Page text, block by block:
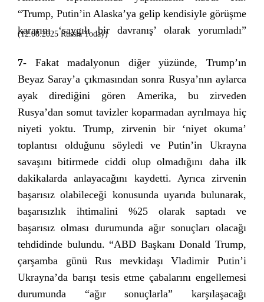
“Trump, Putin’in Alaska’ya gelip kendisiyle görüşme
kararını ‘saygılı bir davranış’ olarak yorumladı”
(12.08.2025 Russia Today)
7- Fakat madalyonun diğer yüzünde, Trump’ın
Beyaz Saray’a çıkmasından sonra Rusya’nın aylarca
ayak dirediğini gören Amerika, bu zirveden
Rusya’dan somut tavizler koparmadan ayrılmaya hiç
niyeti yoktu. Trump, zirvenin bir ‘niyet okuma’
toplantısı olduğunu söyledi ve Putin’in Ukrayna
savaşını bitirmede ciddi olup olmadığını daha ilk
dakikalarda anlayacağını kaydetti. Ayrıca zirvenin
başarısız olabileceği konusunda uyarıda bulunarak,
başarısızlık ihtimalini %25 olarak saptadı ve
başarısız olması durumunda ağır sonuçları olacağı
tehdidinde bulundu. “ABD Başkanı Donald Trump,
çarşamba günü Rus mevkidaşı Vladimir Putin’i
Ukrayna’da barışı tesis etme çabalarını engellemesi
durumunda “ağır sonuçlarla” karşılaşacağı